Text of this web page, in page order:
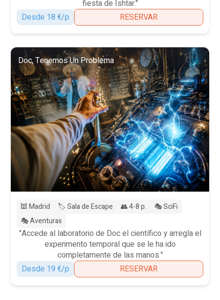
fiesta de Ishtar."
Desde 18 €/p
RESERVAR
Doc, Tenemos Un Problema
🕍 Madrid 🏷️ Sala de Escape 👥 4-8 p.
🎭 SciFi
🎭 Aventuras
"Accede al laboratorio de Doc el científico y arregla el
experimento temporal que se le ha ido
completamente de las manos."
Desde 19 €/p
RESERVAR